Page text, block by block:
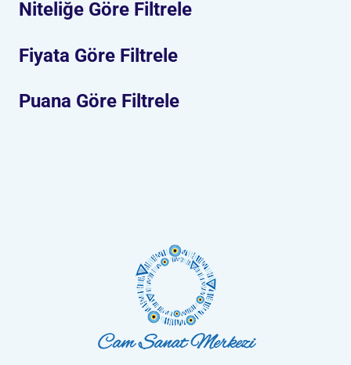
Niteliğe Göre Filtrele
Fiyata Göre Filtrele
Puana Göre Filtrele